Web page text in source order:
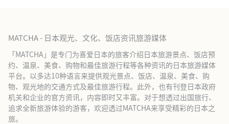
MATCHA - 日本观光、文化、饭店资讯旅游媒体
「MATCHA」是专门为喜爱日本的旅客介绍日本旅游景点、饭店预
约、温泉、美食、购物和最佳旅游行程等各种资讯的日本旅游媒体
平台。以多达10种语言来提供观光景点、饭店、温泉、美食、购
物、观光地的交通方式及最佳旅游行程。此外，也有刊登日本政府
机关和企业的官方资讯，内容即时又丰富。对于想透过出国旅行、
追求全新旅游体验的游客，欢迎透过MATCHA来享受精彩的日本之
旅。